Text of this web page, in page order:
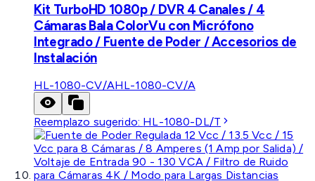
Kit TurboHD 1080p / DVR 4 Canales / 4
Cámaras Bala ColorVu con Micrófono
Integrado / Fuente de Poder / Accesorios de
Instalación
HL-1080-CV/AHL-1080-CV/A
Reemplazo sugerido: HL-1080-DL/T